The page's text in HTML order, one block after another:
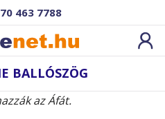
463 7788
BALLÓSZÖG
az Áfát.